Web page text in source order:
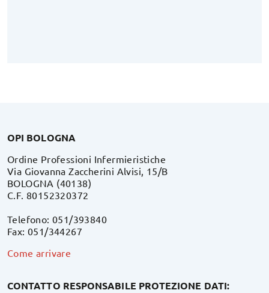
OPI BOLOGNA
Ordine Professioni Infermieristiche
Via Giovanna Zaccherini Alvisi, 15/B
BOLOGNA (40138)
C.F. 80152320372
Telefono: 051/393840
Fax: 051/344267
Come arrivare
CONTATTO RESPONSABILE PROTEZIONE DATI: